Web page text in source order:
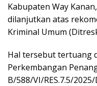
Kabupaten Way
dilanjutkan atas
Kriminal Umum
Hal tersebut tertuang
Perkembangan
B/588/VI/RES.7.5/